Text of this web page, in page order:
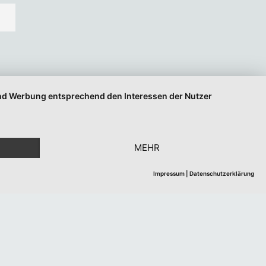
Werbung entsprechend den Interessen der Nutzer
MEHR
Impressum Datenschutzerklärung